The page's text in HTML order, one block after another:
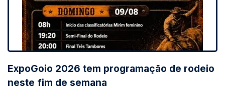
ExpoGoio 2026 tem programação de rodeio
neste fim de semana